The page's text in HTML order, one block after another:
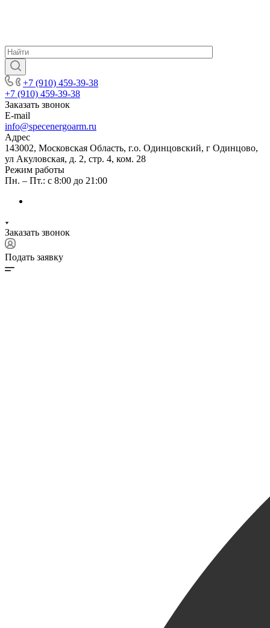
+7 (910) 459-39-38
+7 (910) 459-39-38
Заказать звонок
E-mail
info@specenergoarm.ru
Адрес
143002, Московская Область, г.о. Одинцовский, г Одинцово,
ул Акуловская, д. 2, стр. 4, ком. 28
Режим работы
Пн. – Пт.: с 8:00 до 21:00
Заказать звонок
Подать заявку